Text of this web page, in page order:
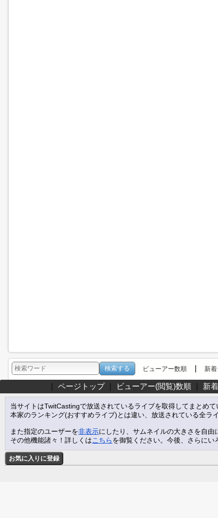
ビューアー数順| 新
ページトップ｜ ビューアー(閲覧)数順｜ 新
当サイトはTwitCastingで放送されているライブを取得してまとめ
本家のランキング(おすすめライブ)とは違い、放送されている全ラ
また指定のユーザーを非表示にしたり、サムネイルの大きさを自
その他機能諸々！詳しくはこちらを御覧ください。今後、さらに